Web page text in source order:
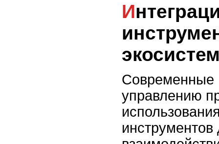
Интеграция различных
Современные
управлению